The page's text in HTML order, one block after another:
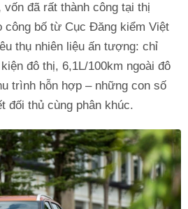
đã rất thành công tại thị
công bố từ Cục Đăng kiểm Việt
thụ nhiên liệu ấn tượng: chỉ
đô thị, 6,1L/100km ngoài đô
trình hỗn hợp – những con số
đối thủ cùng phân khúc.